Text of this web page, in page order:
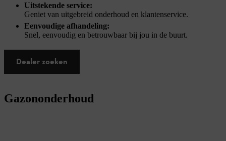
Uitstekende service:
Geniet van uitgebreid onderhoud en klantenservice.
Eenvoudige afhandeling:
Snel, eenvoudig en betrouwbaar bij jou in de buurt.
Dealer zoeken
Gazononderhoud